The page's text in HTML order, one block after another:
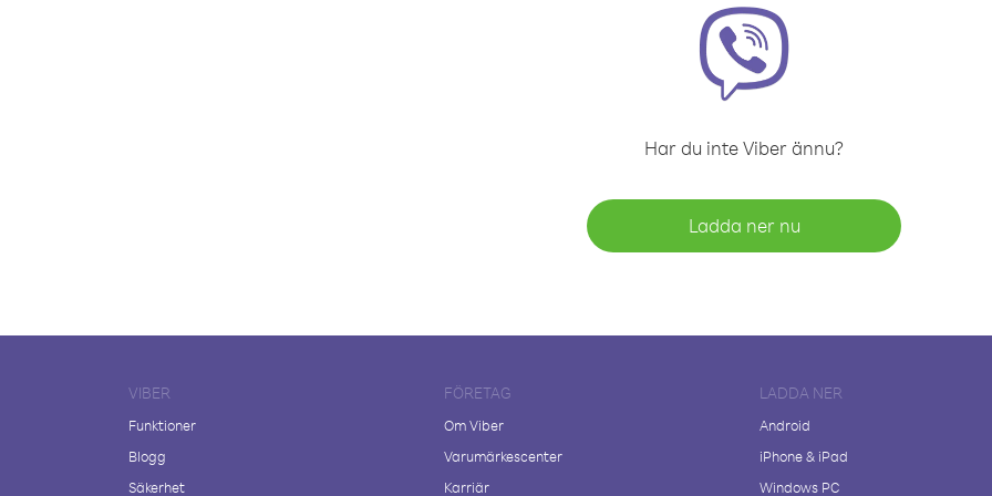
Har du inte Viber ännu?
Ladda ner nu
VIBER
Funktioner
Blogg
Säkerhet
FÖRETAG
Om Viber
Varumärkescenter
Karriär
LADDA NER
Android
iPhone & iPad
Windows PC